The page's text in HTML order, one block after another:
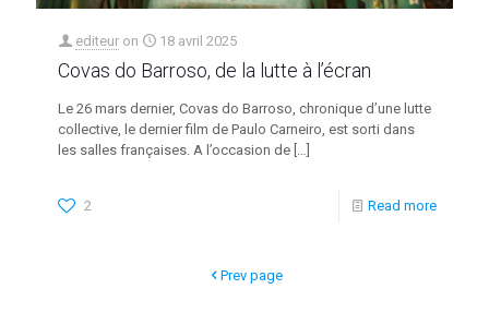
editeur on 18 avril 2025
Covas do Barroso, de la lutte à l’écran
Le 26 mars dernier, Covas do Barroso, chronique d’une lutte
collective, le dernier film de Paulo Carneiro, est sorti dans
les salles françaises. A l’occasion de […]
2 Read more
Prev page